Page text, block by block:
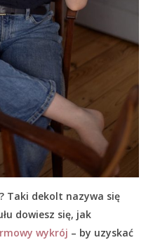
Taki dekolt nazywa się
dowiesz się, jak
wykrój – by uzyskać